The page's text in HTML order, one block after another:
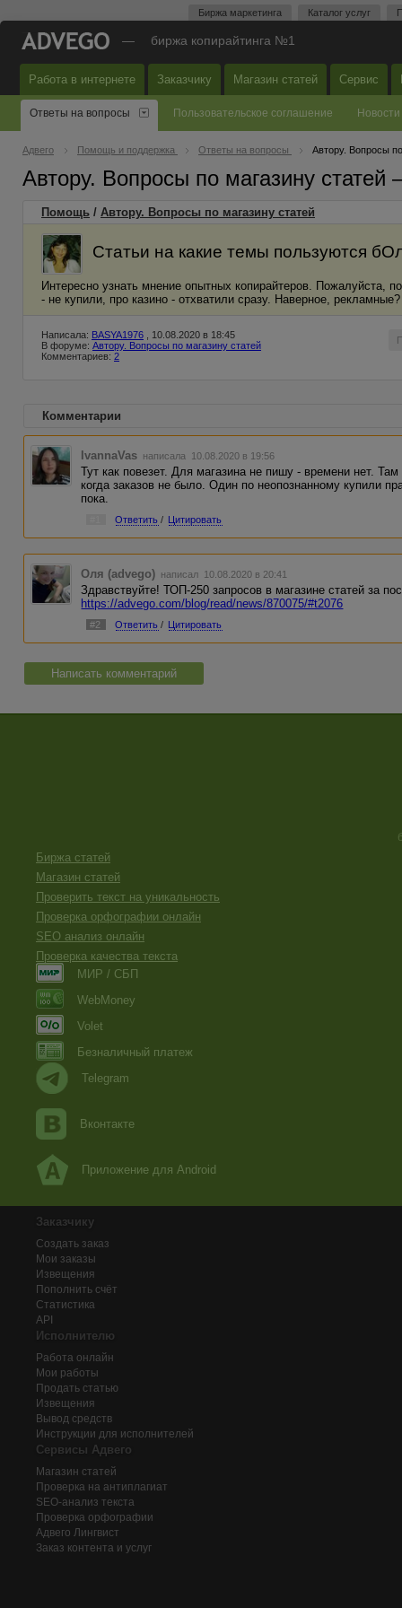
Биржа маркетинга Каталог услуг
— биржа копирайтинга №1
Работа в интернете Заказчику Магазин статей Сервис
Ответы на вопросы Пользовательское соглашение Новости
Адвего Помощь и поддержка Ответы на вопросы Автору. Вопросы
Автору. Вопросы по магазину
Помощь / Автору. Вопросы по магазину статей
Статьи на какие темы пользуются
Интересно узнать мнение опытных копирайтеров. Пожалуйста,
- не купили, про казино - отхватили сразу. Наверное, рекламные?
Написала: BASYA1976 , 10.08.2020 в 18:45
В форуме: Автору. Вопросы по магазину статей
Комментариев: 2
Комментарии
IvannaVas написала 10.08.2020 в 19:56
Тут как повезет. Для магазина не пишу - времени нет.
когда заказов не было. Один по неопознанному купили
пока.
Ответить / Цитировать
Оля (advego) написал 10.08.2020 в 20:41
Здравствуйте! ТОП-250 запросов в магазине статей за
https://advego.com/blog/read/news/870075/#t2076
#2 Ответить / Цитировать
Написать комментарий
Биржа статей
Магазин статей
Проверить текст на уникальность
Проверка орфографии онлайн
SEO анализ онлайн
Проверка качества текста
МИР / СБП
WebMoney
Volet
Безналичный платеж
Telegram
Вконтакте
Приложение для Android
Заказчику
Создать заказ
Мои заказы
Извещения
Пополнить счёт
Статистика
API
Исполнителю
Работа онлайн
Мои работы
Продать статью
Извещения
Вывод средств
Инструкции для исполнителей
Сервисы Адвего
Магазин статей
Проверка на антиплагиат
SEO-анализ текста
Проверка орфографии
Адвего Лингвист
Заказ контента и услуг